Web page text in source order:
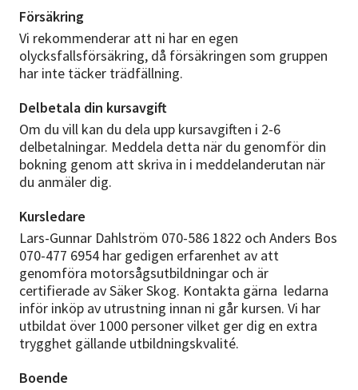
Försäkring
Vi rekommenderar att ni har en egen
olycksfallsförsäkring, då försäkringen som gruppen
har inte täcker trädfällning.
Delbetala din kursavgift
Om du vill kan du dela upp kursavgiften i 2-6
delbetalningar. Meddela detta när du genomför din
bokning genom att skriva in i meddelanderutan när
du anmäler dig.
Kursledare
Lars-Gunnar Dahlström 070-586 1822 och Anders Bos
070-477 6954 har gedigen erfarenhet av att
genomföra motorsågsutbildningar och är
certifierade av Säker Skog. Kontakta gärna ledarna
inför inköp av utrustning innan ni går kursen. Vi har
utbildat över 1000 personer vilket ger dig en extra
trygghet gällande utbildningskvalité.
Boende